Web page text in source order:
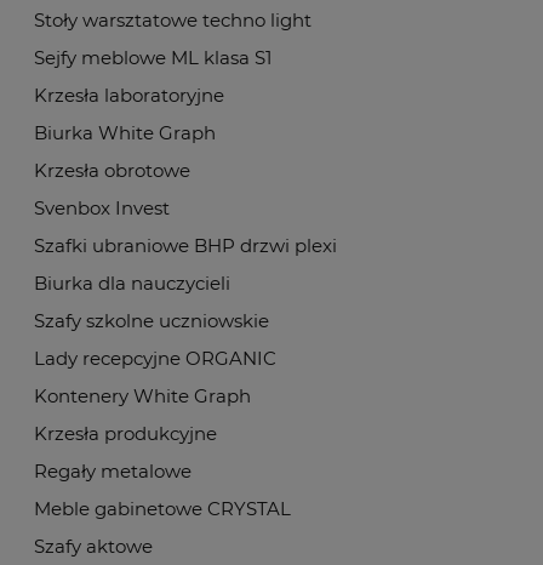
Stoły warsztatowe techno light
Sejfy meblowe ML klasa S1
Krzesła laboratoryjne
Biurka White Graph
Krzesła obrotowe
Svenbox Invest
Szafki ubraniowe BHP drzwi plexi
Biurka dla nauczycieli
Szafy szkolne uczniowskie
Lady recepcyjne ORGANIC
Kontenery White Graph
Krzesła produkcyjne
Regały metalowe
Meble gabinetowe CRYSTAL
Szafy aktowe